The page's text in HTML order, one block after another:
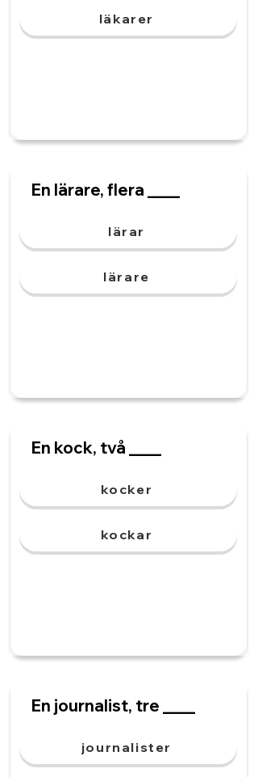
läkarer
En lärare, flera ____
lärar
lärare
En kock, två ____
kocker
kockar
En journalist, tre ____
journalister